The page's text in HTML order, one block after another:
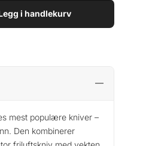
i handlekurv
mest populære kniver –
Den kombinerer